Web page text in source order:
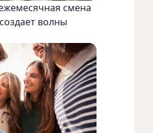
смена
волны